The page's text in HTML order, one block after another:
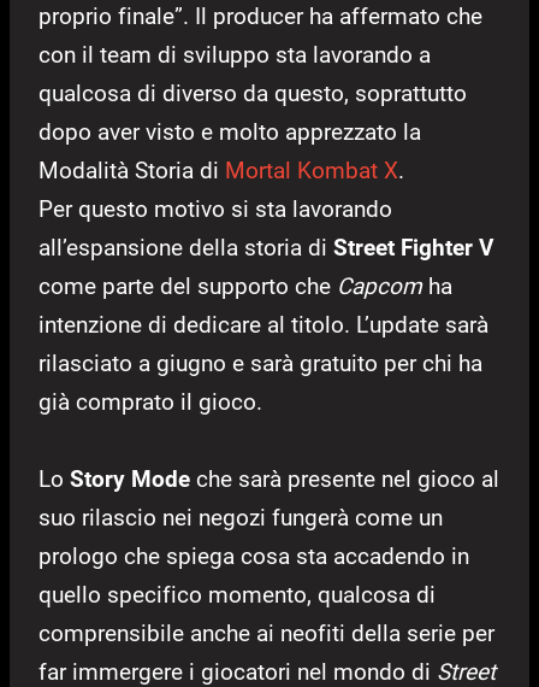
proprio finale”. Il producer ha affermato che
con il team di sviluppo sta lavorando a
qualcosa di diverso da questo, soprattutto
dopo aver visto e molto apprezzato la
Modalità Storia di Mortal Kombat X.
Per questo motivo si sta lavorando
all’espansione della storia di Street Fighter V
come parte del supporto che Capcomha
intenzione di dedicare al titolo. L’update sarà
rilasciato a giugno e sarà gratuito per chi ha
già comprato il gioco.
Lo Story Mode che sarà presente nel gioco al
suo rilascio nei negozi fungerà come un
prologo che spiega cosa sta accadendo in
quello specifico momento, qualcosa di
comprensibile anche ai neofiti della serie per
far immergere i giocatori nel mondo di Street